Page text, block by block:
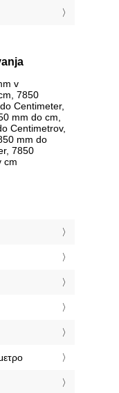
v
7850
Centimeter,
mm do cm,
Centimetrov,
mm do
7850
cm